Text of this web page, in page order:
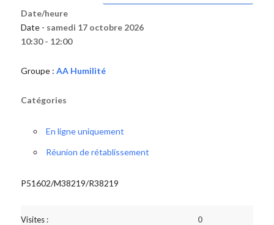
Date/heure
Date - samedi 17 octobre 2026
10:30 - 12:00
Groupe : AA Humilité
Catégories
En ligne uniquement
Réunion de rétablissement
P51602/M38219/R38219
Visites : 0